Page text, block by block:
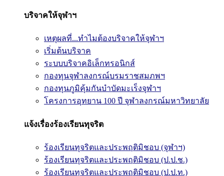
บริจาคให้จุฬาฯ
เหตุผลที่...ทำไมต้องบริจาคให้จุฬาฯ
เริ่มต้นบริจาค
ระบบบริจาคอิเล็กทรอนิกส์
กองทุนจุฬาลงกรณ์บรมราชสมภพฯ
กองทุนภูมิคุ้มกันบำบัดมะเร็งจุฬาฯ
โครงการอุทยาน 100 ปี จุฬาลงกรณ์มหาวิทยาลัย
แจ้งเรื่องร้องเรียนทุจริต
ร้องเรียนทุจริตและประพฤติมิชอบ (จุฬาฯ)
ร้องเรียนทุจริตและประพฤติมิชอบ (ป.ป.ช.)
ร้องเรียนทุจริตและประพฤติมิชอบ (ป.ป.ท.)